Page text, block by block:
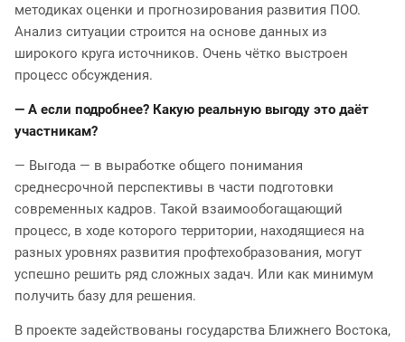
методиках оценки и прогнозирования развития ПОО.
Анализ ситуации строится на основе данных из
широкого круга источников. Очень чётко выстроен
процесс обсуждения.
— А если подробнее? Какую реальную выгоду это даёт
участникам?
— Выгода — в выработке общего понимания
среднесрочной перспективы в части подготовки
современных кадров. Такой взаимообогащающий
процесс, в ходе которого территории, находящиеся на
разных уровнях развития профтехобразования, могут
успешно решить ряд сложных задач. Или как минимум
получить базу для решения.
В проекте задействованы государства Ближнего Востока,